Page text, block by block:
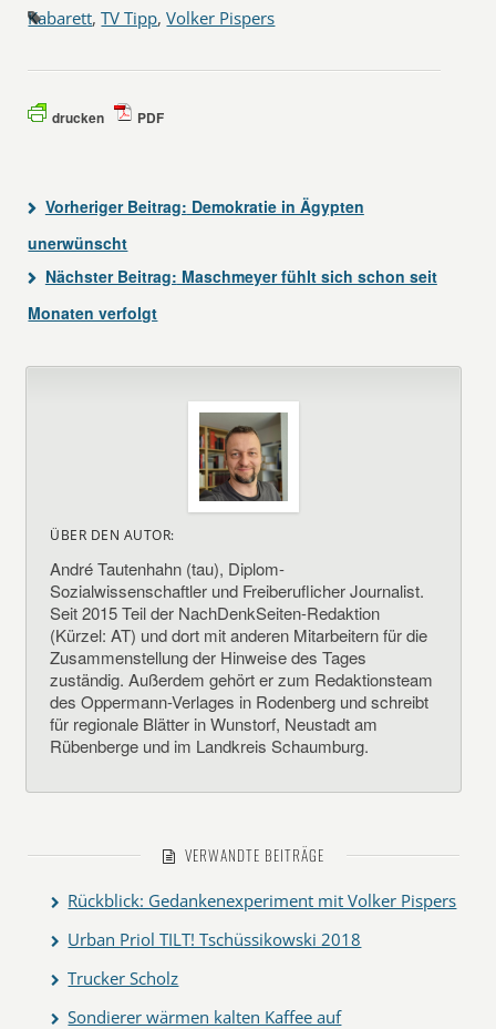
Kabarett,TV Tipp,Volker Pispers
drucken PDF
Vorheriger Beitrag: Demokratie in Ägypten
unerwünscht
Nächster Beitrag: Maschmeyer fühlt sich schon seit
Monaten verfolgt
ÜBER DEN AUTOR:
André Tautenhahn (tau), Diplom-
Sozialwissenschaftler und Freiberuflicher Journalist.
Seit 2015 Teil der NachDenkSeiten-Redaktion
(Kürzel: AT) und dort mit anderen Mitarbeitern für die
Zusammenstellung der Hinweise des Tages
zuständig. Außerdem gehört er zum Redaktionsteam
des Oppermann-Verlages in Rodenberg und schreibt
für regionale Blätter in Wunstorf, Neustadt am
Rübenberge und im Landkreis Schaumburg.
VERWANDTE BEITRÄGE
Rückblick: Gedankenexperiment mit Volker Pispers
Urban Priol TILT! Tschüssikowski 2018
Trucker Scholz
Sondierer wärmen kalten Kaffee auf